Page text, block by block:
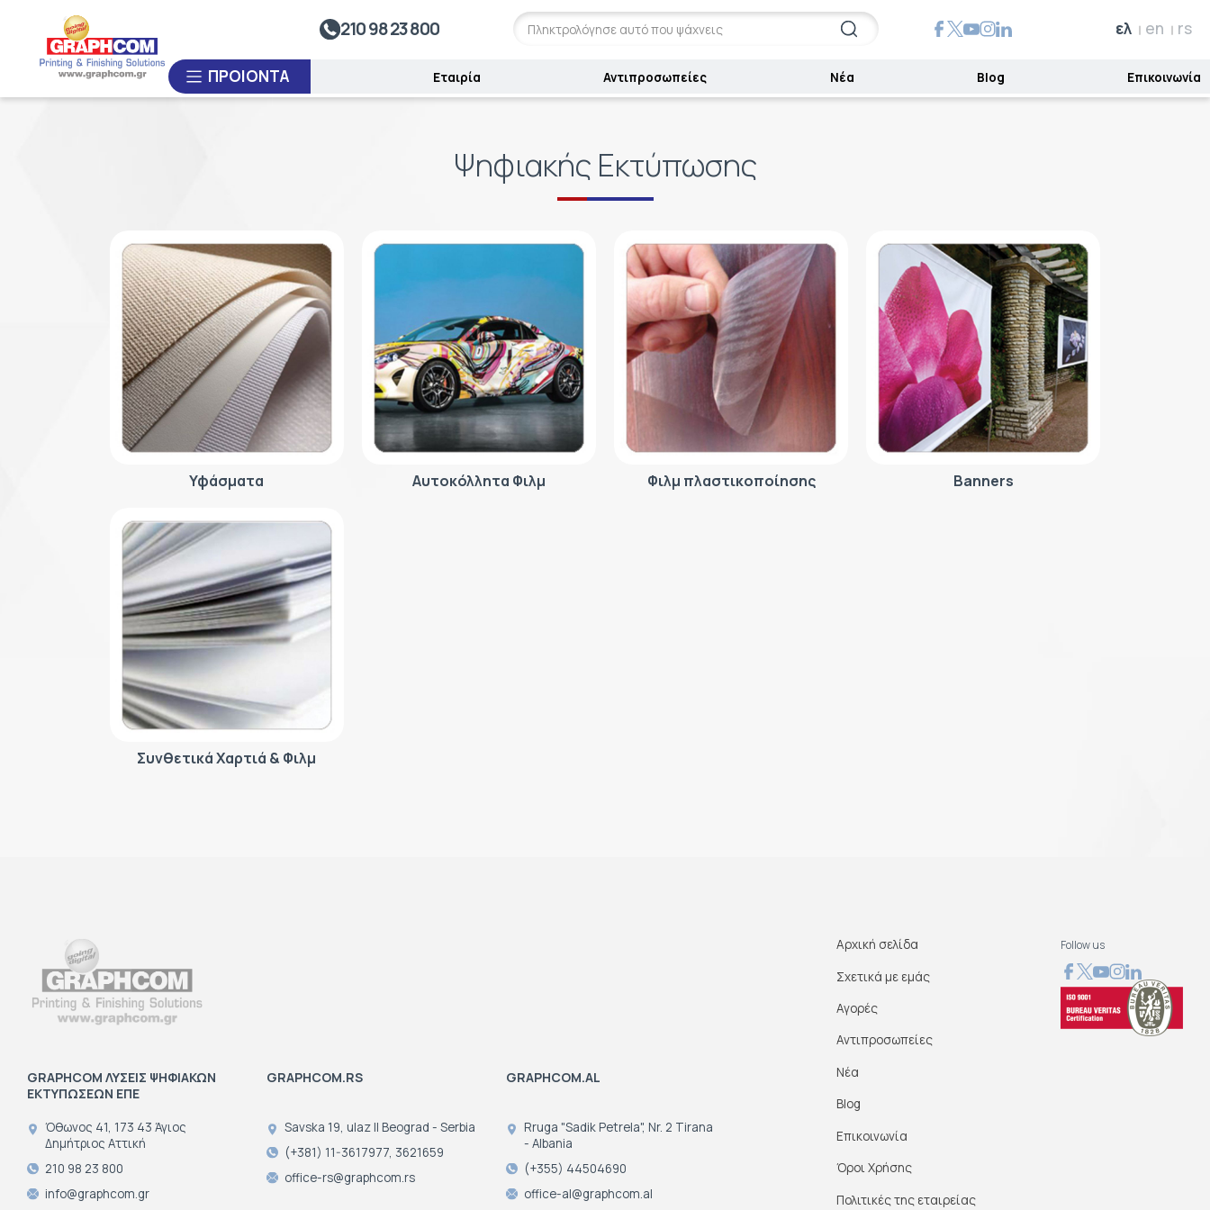
210 98 23 800 ελ en rs
ΠΡΟΙΌΝΤΑ
ΒΟΗΘΗΤΙΚΌΣ ΕΞΟΠΛΙΣΜΌΣ
UV Doming
Καλάνδρες Θερμομεταφοράς
Συστήματα Ανατύλιξης
ΜΕΤΑΧΕΙΡΙΣΜΈΝΑ
Εταιρία Αντιπροσωπείες Νέα Blog Επικοινωνία
Ψηφιακής Εκτύπωσης
Υφάσματα Αυτοκόλλητα Φιλμ Φιλμ πλαστικοποίησης Banners
Συνθετικά Χαρτιά & Φιλμ
GRAPHCOM ΛΥΣΕΙΣ ΨΗΦΙΑΚΩΝ
ΕΚΤΥΠΩΣΕΩΝ ΕΠΕ
Όθωνος 41, 173 43 Άγιος
Δημήτριος Αττική
210 98 23 800
info@graphcom.gr
GRAPHCOM.RS
Savska 19, ulaz II Beograd - Serbia
(+381) 11-3617977, 3621659
office-rs@graphcom.rs
GRAPHCOM.AL
Rruga "Sadik Petrela", Nr. 2 Tirana
- Albania
(+355) 44504690
office-al@graphcom.al
Αρχική σελίδα
Σχετικά με εμάς
Αγορές
Αντιπροσωπείες
Νέα
Blog
Επικοινωνία
Όροι Χρήσης
Πολιτικές της εταιρείας
Follow us